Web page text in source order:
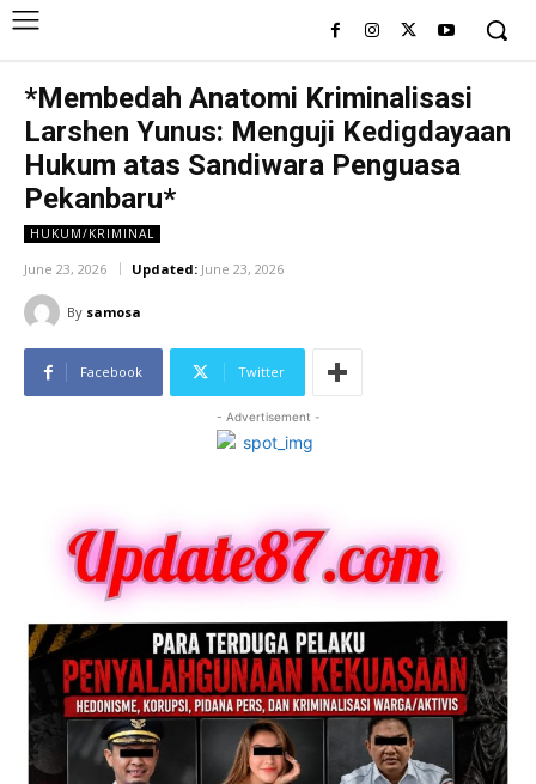
*Membedah Anatomi Kriminalisasi
Larshen Yunus: Menguji Kedigdayaan
Hukum atas Sandiwara Penguasa
Pekanbaru*
HUKUM/KRIMINAL
June 23, 2026 Updated: June 23, 2026
By samosa
Facebook Twitter
- Advertisement -